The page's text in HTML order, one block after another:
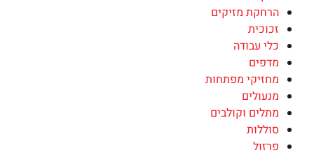
הרחקת מזיקים
זכוכית
כלי עבודה
מדפים
מחזיקי מפתחות
מנעולים
מתלים וקולבים
סוללות
פרזול